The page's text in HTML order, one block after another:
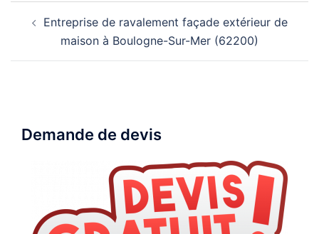
d’article
Entreprise de ravalement façade extérieur de
maison à Boulogne-Sur-Mer (62200)
Demande de devis